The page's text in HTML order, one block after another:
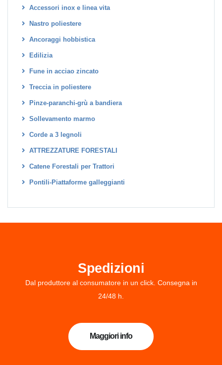
Accessori inox e linea vita
Nastro poliestere
Ancoraggi hobbistica
Edilizia
Fune in acciao zincato
Treccia in poliestere
Pinze-paranchi-grù a bandiera
Sollevamento marmo
Corde a 3 legnoli
ATTREZZATURE FORESTALI
Catene Forestali per Trattori
Pontili-Piattaforme galleggianti
Spedizioni
Dal produttore al consumatore in un click. Consegna in
24/48 h.
Maggiori info